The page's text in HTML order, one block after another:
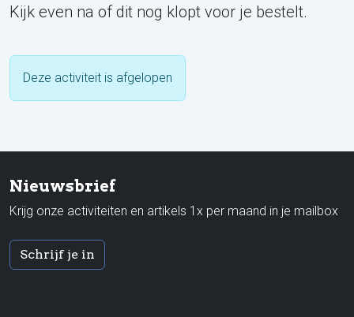
Kijk even na of dit nog klopt voor je bestelt.
Deze activiteit is afgelopen
Nieuwsbrief
Krijg onze activiteiten en artikels 1x per maand in je mailbox
Schrijf je in